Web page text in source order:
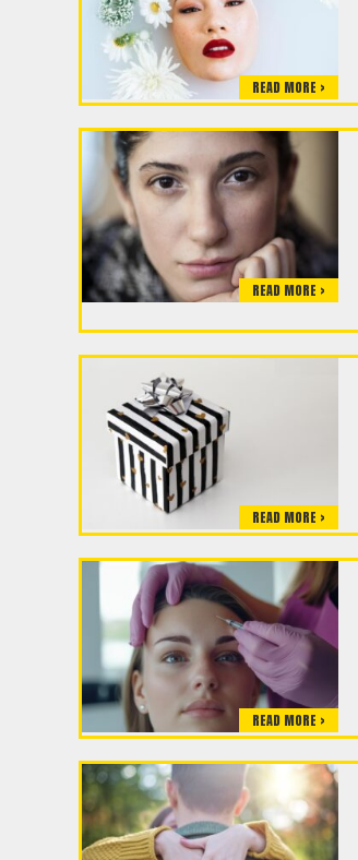
READ MORE >
READ MORE >
READ MORE >
READ MORE >